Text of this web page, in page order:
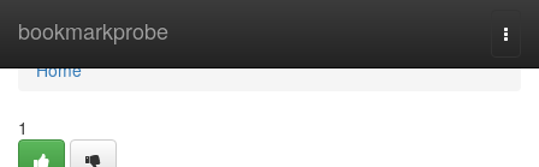
bookmarkprobe
Home
Home
1